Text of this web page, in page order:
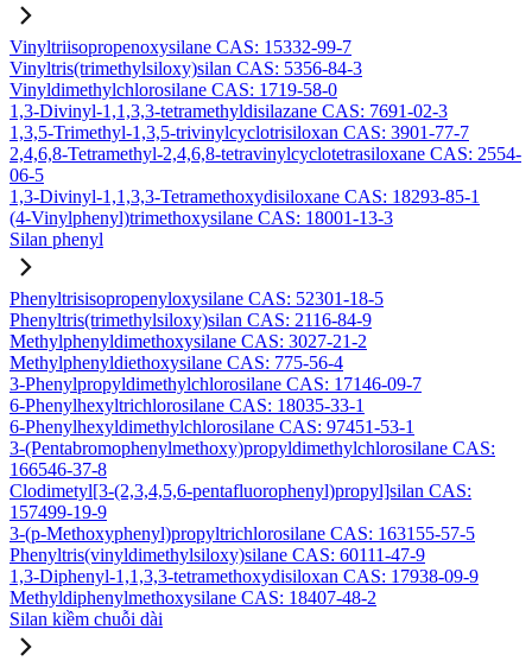
Vinyltriisopropenoxysilane CAS: 15332-99-7
Vinyltris(trimethylsiloxy)silan CAS: 5356-84-3
Vinyldimethylchlorosilane CAS: 1719-58-0
1,3-Divinyl-1,1,3,3-tetramethyldisilazane CAS: 7691-02-3
1,3,5-Trimethyl-1,3,5-trivinylcyclotrisiloxan CAS: 3901-77-7
2,4,6,8-Tetramethyl-2,4,6,8-tetravinylcyclotetrasiloxane CAS: 2554-
06-5
1,3-Divinyl-1,1,3,3-Tetramethoxydisiloxane CAS: 18293-85-1
(4-Vinylphenyl)trimethoxysilane CAS: 18001-13-3
Silan phenyl
Phenyltrisisopropenyloxysilane CAS: 52301-18-5
Phenyltris(trimethylsiloxy)silan CAS: 2116-84-9
Methylphenyldimethoxysilane CAS: 3027-21-2
Methylphenyldiethoxysilane CAS: 775-56-4
3-Phenylpropyldimethylchlorosilane CAS: 17146-09-7
6-Phenylhexyltrichlorosilane CAS: 18035-33-1
6-Phenylhexyldimethylchlorosilane CAS: 97451-53-1
3-(Pentabromophenylmethoxy)propyldimethylchlorosilane CAS:
166546-37-8
Clodimetyl[3-(2,3,4,5,6-pentafluorophenyl)propyl]silan CAS:
157499-19-9
3-(p-Methoxyphenyl)propyltrichlorosilane CAS: 163155-57-5
Phenyltris(vinyldimethylsiloxy)silane CAS: 60111-47-9
1,3-Diphenyl-1,1,3,3-tetramethoxydisiloxan CAS: 17938-09-9
Methyldiphenylmethoxysilane CAS: 18407-48-2
Silan kiềm chuỗi dài